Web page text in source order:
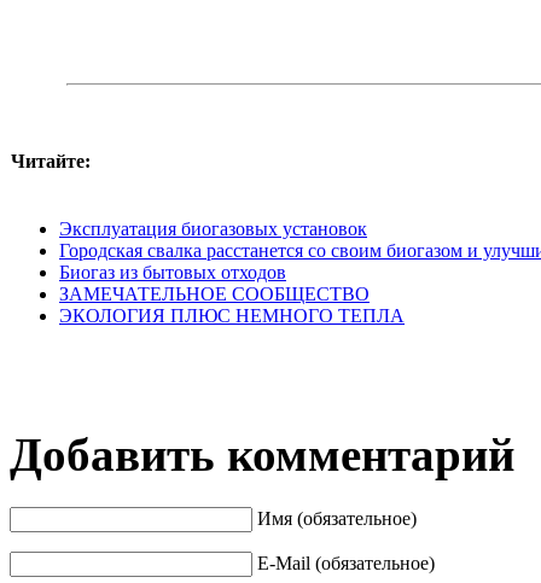
Читайте:
Эксплуатация биогазовых установок
Городская свалка расстанется со своим биогазом и
Биогаз из бытовых отходов
ЗАМЕЧАТЕЛЬНОЕ СООБЩЕСТВО
ЭКОЛОГИЯ ПЛЮС НЕМНОГО ТЕПЛА
Добавить комментарий
Имя (обязательное)
E-Mail (обязательное)